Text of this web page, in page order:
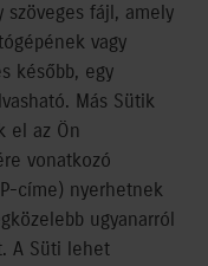
szöveges fájl, amely
vagy
később, egy
Más Sütik
el az Ön
vonatkozó
címe) nyerhetnek
ugyanarról
A Süti lehet